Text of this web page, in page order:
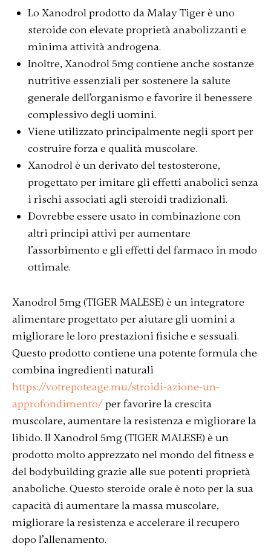
Lo Xanodrol prodotto da Malay Tiger è uno
steroide con elevate proprietà anabolizzanti e
minima attività androgena.
Inoltre, Xanodrol 5mg contiene anche sostanze
nutritive essenziali per sostenere la salute
generale dell’organismo e favorire il benessere
complessivo degli uomini.
Viene utilizzato principalmente negli sport per
costruire forza e qualità muscolare.
Xanodrol è un derivato del testosterone,
progettato per imitare gli effetti anabolici senza
i rischi associati agli steroidi tradizionali.
Dovrebbe essere usato in combinazione con
altri principi attivi per aumentare
l’assorbimento e gli effetti del farmaco in modo
ottimale.
Xanodrol 5mg (TIGER MALESE) è un integratore
alimentare progettato per aiutare gli uomini a
migliorare le loro prestazioni fisiche e sessuali.
Questo prodotto contiene una potente formula che
combina ingredienti naturali
https://votrepoteage.mu/stroidi-azione-un-
approfondimento/per favorire la crescita
muscolare, aumentare la resistenza e migliorare la
libido. Il Xanodrol 5mg (TIGER MALESE) è un
prodotto molto apprezzato nel mondo del fitness e
del bodybuilding grazie alle sue potenti proprietà
anaboliche. Questo steroide orale è noto per la sua
capacità di aumentare la massa muscolare,
migliorare la resistenza e accelerare il recupero
dopo l’allenamento.